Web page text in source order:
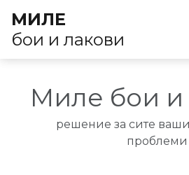
МИЛЕ
бои и лакови
МИЛЕ
бои и лакови
Миле бои и
решение за сите
проблеми